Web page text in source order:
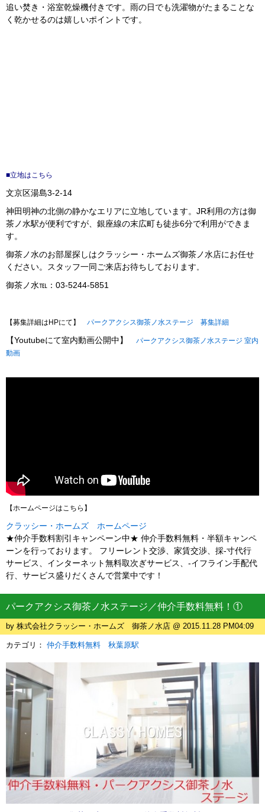
追い焚き・浴室乾燥機付きです。雨の日でも洗濯物がたまることな
く乾かせるのは嬉しいポイントです。
■立地はこちら
文京区湯島3-2-14
神田明神の北側の静かなエリアに立地しています。JR利用の方は御
茶ノ水駅が便利ですが、銀座線の末広町も徒歩6分で利用ができま
す。
御茶ノ水のお部屋探しはクラッシー・ホームズ御茶ノ水店にお任せ
ください。スタッフ一同ご来店お待ちしております 。
御茶ノ水℡：03-5244-5851
【募集詳細はHPにて】 パークアクシス御茶ノ水ステージ 募集詳細
【Youtubeにて室内動画公開中】 パークアクシス御茶ノ水ステージ 室内
動画
【ホームページはこちら】
クラッシー・ホームズ ホームページ
★仲介手数料割引キャンペーン中★ 仲介手数料無料・半額キャンペ
ーンを行っております。 フリーレント交渉、家賃交渉、採-寸代行
サービス、インターネット無料取次ぎサービス、-イフライン手配代
行、サービス盛りだくさんで営業中です！
パークアクシス御茶ノ水ステージ／仲介手数料無料！①
by 株式会社クラッシー・ホームズ 御茶ノ水店 @ 2015.11.28 PM04:09
カテゴリ： 仲介手数料無料 秋葉原駅